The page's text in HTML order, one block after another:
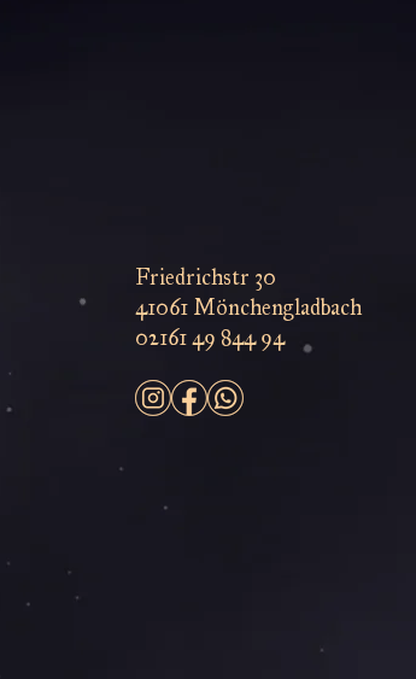
Friedrichstr 30
41061 Mönchengladbach
02161 49 844 94